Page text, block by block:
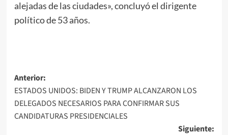
alejadas de las ciudades», concluyó el dirigente
político de 53 años.
Navegación
de
entradas
Anterior:
ESTADOS UNIDOS: BIDEN Y TRUMP ALCANZARON LOS
DELEGADOS NECESARIOS PARA CONFIRMAR SUS
CANDIDATURAS PRESIDENCIALES
Siguiente: